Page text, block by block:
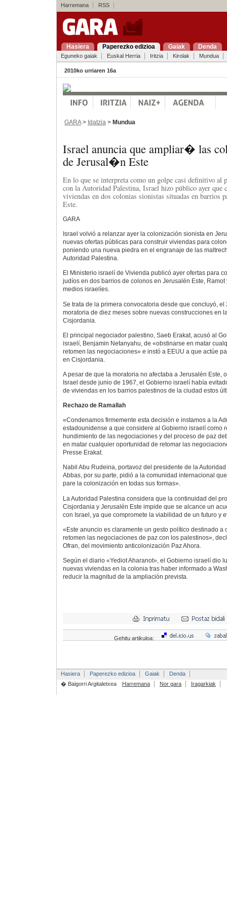
Harremana RSS
Hasiera Paperezko edizioa Gaiak Denda
Eguneko gaiak Euskal Herria Iritzia Kirolak Mundua
2010ko urriaren 16a
GARA> Idatzia > Mundua
Israel anuncia que ampliar� las
de Jerusal�n Este
En lo que se interpreta como un golpe casi definitivo al
con la Autoridad Palestina, Israel hizo público ayer que
viviendas en dos colonias sionistas situadas en barrios
Este.
GARA
Israel volvió a relanzar ayer la colonización sionista en
nuevas ofertas públicas para construir viviendas para
poniendo una nueva piedra en el engranaje de las
Autoridad Palestina.
El Ministerio israelí de Vivienda publicó ayer ofertas para
judíos en dos barrios de colonos en Jerusalén Este, Ramot
medios israelíes.
Se trata de la primera convocatoria desde que concluyó, el
moratoria de diez meses sobre nuevas construcciones en
Cisjordania.
El principal negociador palestino, Saeb Erakat, acusó al
israelí, Benjamin Netanyahu, de «obstinarse en matar
retomen las negociaciones» e instó a EEUU a que actúe
en Cisjordania.
A pesar de que la moratoria no afectaba a Jerusalén Este,
Israel desde junio de 1967, el Gobierno israelí había
de viviendas en los barrios palestinos de la ciudad estos
Rechazo de Ramallah
«Condenamos firmemente esta decisión e instamos a la
estadounidense a que considere al Gobierno israelí como
hundimiento de las negociaciones y del proceso de paz
en matar cualquier oportunidad de retomar las
Presse Erakat.
Nabil Abu Rudeina, portavoz del presidente de la
Abbas, por su parte, pidió a la comunidad internacional
pare la colonización en todas sus formas».
La Autoridad Palestina considera que la continuidad del
Cisjordania y Jerusalén Este impide que se alcance un
con Israel, ya que compromete la viabilidad de un futuro y
«Este anuncio es claramente un gesto político destinado a
retomen las negociaciones de paz con los palestinos»,
Ofran, del movimiento anticolonización Paz Ahora.
Según el diario «Yediot Aharanot», el Gobierno israelí dio
nuevas viviendas en la colonia tras haber informado a
reducir la magnitud de la ampliación prevista.
Gehitu artikuloa:
Hasiera Paperezko edizioa Gaiak
Denda
� Baigorri Argitaletxea
Harremana Nor gara Iragarkiak